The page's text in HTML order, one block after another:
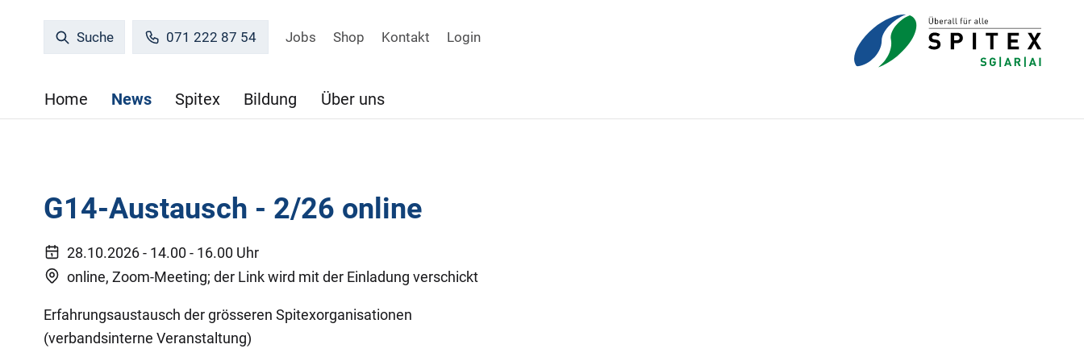
071 222 87 54
Suche Jobs Shop Kontakt Login
Home News Spitex Bildung Über uns
G14-Austausch - 2/26 online
28.10.2026- 14.00 - 16.00 Uhr
online, Zoom-Meeting; der Link wird mit der Einladung verschickt
Erfahrungsaustausch der grösseren Spitexorganisationen
(verbandsinterne Veranstaltung)